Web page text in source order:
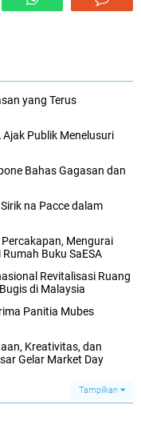
yang Terus
Ajak Publik Menelusuri
Bahas Gagasan dan
na Pacce dalam
Mengurai
Buku SaESA
Revitalisasi Ruang
di Malaysia
Panitia Mubes
Kreativitas, dan
Gelar Market Day
Tampilkan